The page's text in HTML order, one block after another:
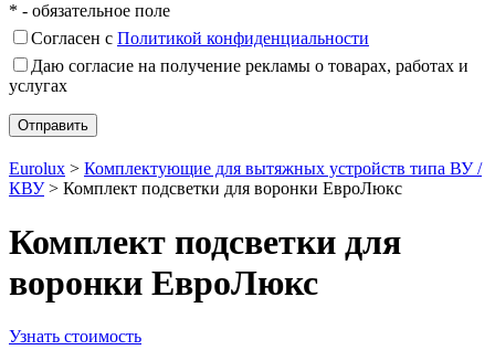
* - обязательное поле
Согласен с Политикой конфиденциальности
Даю согласие на получение рекламы о товарах, работах и
услугах
Eurolux > Комплектующие для вытяжных устройств типа ВУ /
КВУ> Комплект подсветки для воронки ЕвроЛюкс
Комплект подсветки для
воронки ЕвроЛюкс
Узнать стоимость